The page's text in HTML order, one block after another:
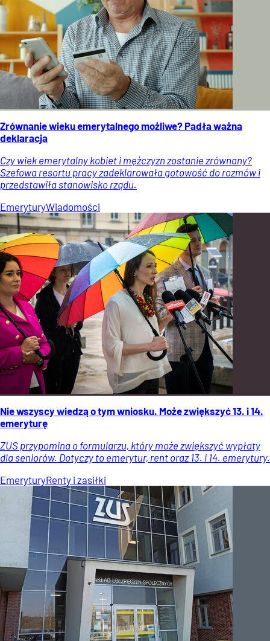
Zrównanie wieku emerytalnego możliwe? Padła ważna
deklaracja
Czy wiek emerytalny kobiet i mężczyzn zostanie zrównany?
Szefowa resortu pracy zadeklarowała gotowość do rozmów i
przedstawiła stanowisko rządu.
EmeryturyWiadomości
Nie wszyscy wiedzą o tym wniosku. Może zwiększyć 13. i 14.
emeryturę
ZUS przypomina o formularzu, który może zwiększyć wypłaty
dla seniorów. Dotyczy to emerytur, rent oraz 13. i 14. emerytury.
EmeryturyRenty i zasiłki